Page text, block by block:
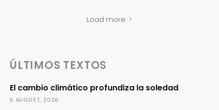
Load more
ÚLTIMOS TEXTOS
El cambio climático profundiza la soledad
5 AUGUST, 2026